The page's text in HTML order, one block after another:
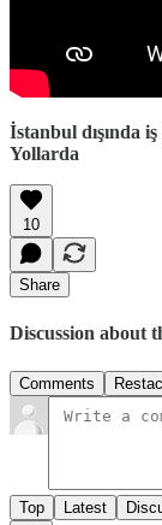
İstanbul dışında
Yollarda
10
Share
Discussion about
Comments
Top Latest